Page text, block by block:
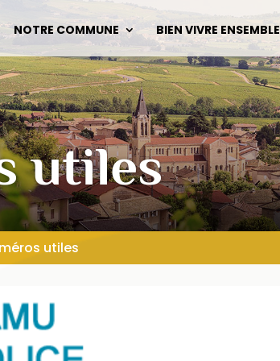
NOTRE COMMUNE BIEN VIVRE ENSEMBLE
utiles
utiles